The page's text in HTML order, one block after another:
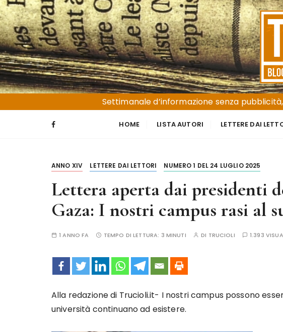
S
a
l
t
a
a
l
c
Trucioli
Liguria e Basso Piemonte
Settimanale d’informazione senza
HOME LISTA AUTORI LETTERE DAI
ANNO XIV LETTERE DAI LETTORI NUMERO 1 DEL 24 LUGLIO 2025
Lettera aperta dai presidenti
Gaza: I nostri campus rasi al
1 ANNO FA TEMPO DI LETTURA: 3 MINUTI DI TRUCIOLI 1.393
Alla redazione di Trucioli.it- I nostri campus possono
università continuano ad esistere.